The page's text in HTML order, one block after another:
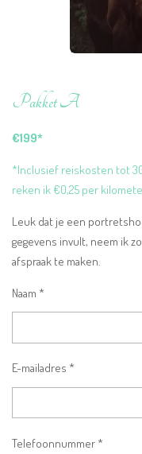
Pakket A
€199*
*Inclusief reiskosten tot
reken ik €0,25 per
Leuk dat je een
gegevens invult, neem ik
afspraak te maken.
Naam *
E-mailadres *
Telefoonnummer *